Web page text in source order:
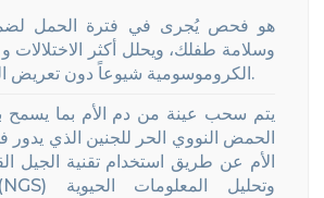
هو فحص يُجرى في فترة الحمل
وسلامة طفلك، ويحلل أكثر الاختلالات
الكروموسومية شيوعاً دون تعريض الحمل للخطر.
يتم سحب عينة من دم الأم بما
الحمض النووي الحر للجنين الذي
الأم عن طريق استخدام تقنية الجيل